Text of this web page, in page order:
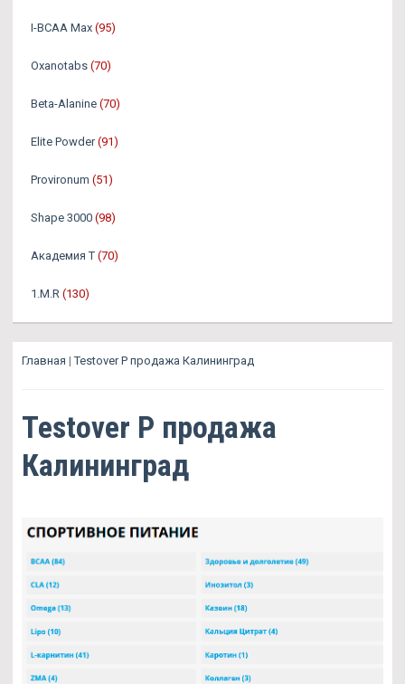
I-BCAA Max (95)
Oxanotabs (70)
Beta-Alanine (70)
Elite Powder (91)
Provironum (51)
Shape 3000 (98)
Академия Т (70)
1.M.R (130)
Главная |Testover P продажа Калининград
Testover P продажа
Калининград